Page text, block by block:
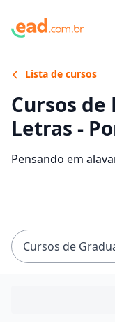
Lista de cursos
Cursos
Letras -
Pensando em
Cursos de